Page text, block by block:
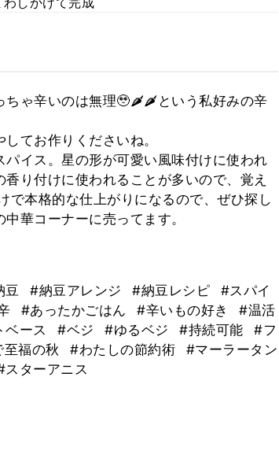
ちゃ辛いのは無理🥹🌶🌶という私好みの辛
てお作りくださいね。
イス。星の形が可愛い風味付けに使われ
り付けに使われることが多いので、覚え
で本格的な仕上がりになるので、ぜひ探し
華コーナーに売ってます。
豆 #納豆アレンジ #納豆レシピ
#スパイ
#あったかごはん #辛いもの好き
#温活
ベース #ベジ #ゆるベジ #持続可能
#フ
福の秋 #わたしの節約術
#マーラータン
スターアニス